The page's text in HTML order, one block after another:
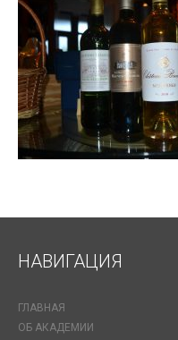
НАВИГАЦИЯ
ГЛАВНАЯ
ОБ АКАДЕМИИ